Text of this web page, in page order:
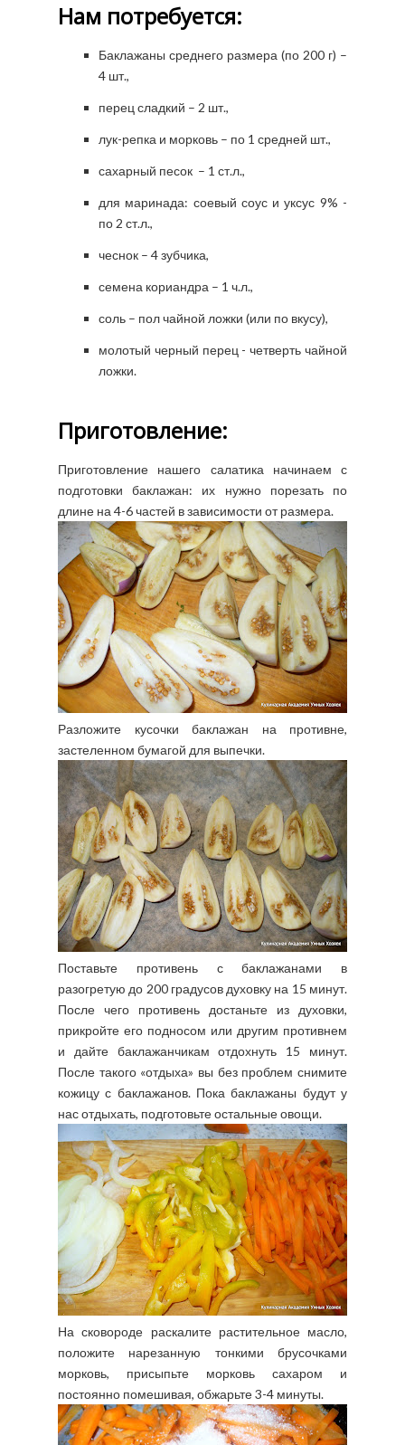
Нам потребуется:
Баклажаны среднего размера (по 200 г) –
4 шт.,
перец сладкий – 2 шт.,
лук-репка и морковь – по 1 средней шт.,
сахарный песок – 1 ст.л.,
для маринада: соевый соус и уксус 9% -
по 2 ст.л.,
чеснок – 4 зубчика,
семена кориандра – 1 ч.л.,
соль – пол чайной ложки (или по вкусу),
молотый черный перец - четверть чайной
ложки.
Приготовление:
Приготовление нашего салатика начинаем с
подготовки баклажан: их нужно порезать по
длине на 4-6 частей в зависимости от размера.
Разложите кусочки баклажан на противне,
застеленном бумагой для выпечки.
Поставьте противень с баклажанами в
разогретую до 200 градусов духовку на 15 минут.
После чего противень достаньте из духовки,
прикройте его подносом или другим противнем
и дайте баклажанчикам отдохнуть 15 минут.
После такого «отдыха» вы без проблем снимите
кожицу с баклажанов. Пока баклажаны будут у
нас отдыхать, подготовьте остальные овощи.
На сковороде раскалите растительное масло,
положите нарезанную тонкими брусочками
морковь, присыпьте морковь сахаром и
постоянно помешивая, обжарьте 3-4 минуты.